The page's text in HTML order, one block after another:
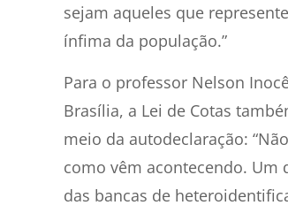
sejam aqueles que
ínfima da população.”
Para o professor Nelson
Brasília, a Lei de Cotas
meio da autodeclaração:
como vêm acontecendo. Um
das bancas de